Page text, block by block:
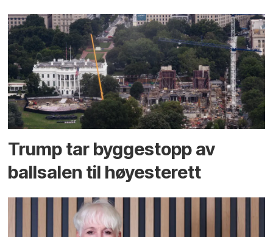
Trump tar byggestopp av
ballsalen til høyesterett